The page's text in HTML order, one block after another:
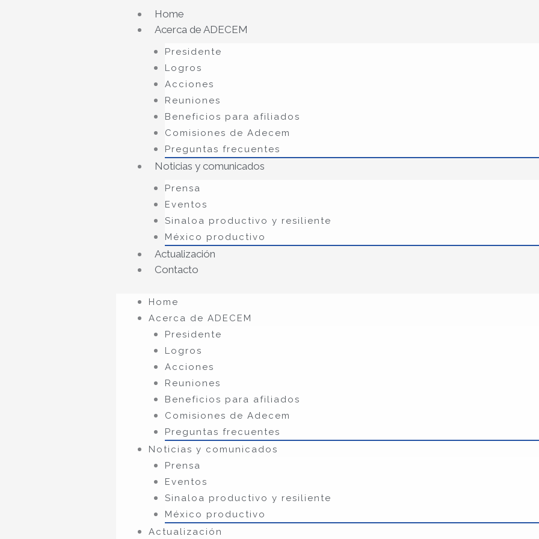
Home
Acerca de ADECEM
Presidente
Logros
Acciones
Reuniones
Beneficios para afiliados
Comisiones de Adecem
Preguntas frecuentes
Noticias y comunicados
Prensa
Eventos
Sinaloa productivo y resiliente
México productivo
Actualización
Contacto
Home
Acerca de ADECEM
Presidente
Logros
Acciones
Reuniones
Beneficios para afiliados
Comisiones de Adecem
Preguntas frecuentes
Noticias y comunicados
Prensa
Eventos
Sinaloa productivo y resiliente
México productivo
Actualización